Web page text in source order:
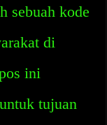
sebuah kode
di
ini
tujuan